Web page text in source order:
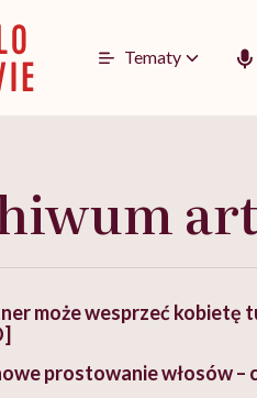
Tematy
może wesprzeć kobietę
prostowanie włosów –